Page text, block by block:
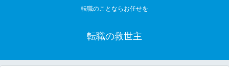
転職のことならお任せを
転職の救世主